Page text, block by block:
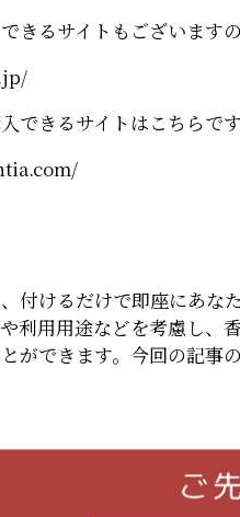
きるサイトもございます
できるサイトはこちらです
付けるだけで即座にあな
利用用途などを考慮し、
ができます。今回の記事